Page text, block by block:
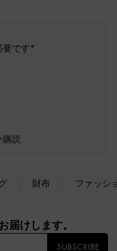
要です*
購読
財布 ファッシ
届けします。​
SUBSCRIBE